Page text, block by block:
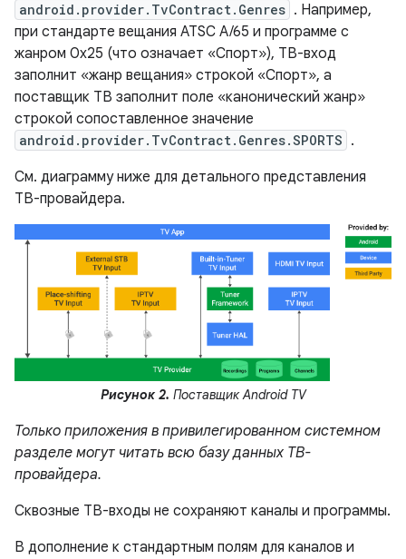
android.provider.TvContract.Genres . Например,
при стандарте вещания ATSC A/65 и программе с
жанром 0x25 (что означает «Спорт»), ТВ-вход
заполнит «жанр вещания» строкой «Спорт», а
поставщик ТВ заполнит поле «канонический жанр»
строкой сопоставленное значение
android.provider.TvContract.Genres.SPORTS .
См. диаграмму ниже для детального представления
ТВ-провайдера.
Рисунок 2. Поставщик Android TV
Только приложения в привилегированном системном
разделе могут читать всю базу данных ТВ-
провайдера.
Сквозные ТВ-входы не сохраняют каналы и программы.
В дополнение к стандартным полям для каналов и